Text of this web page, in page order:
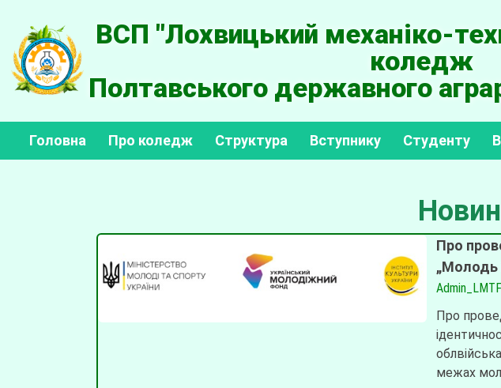
ВСП "Лохвицький механіко-
коледж
Полтавського державного
Головна Про коледж Структура Вступнику Студенту
Про
„Молодь
Про
межах